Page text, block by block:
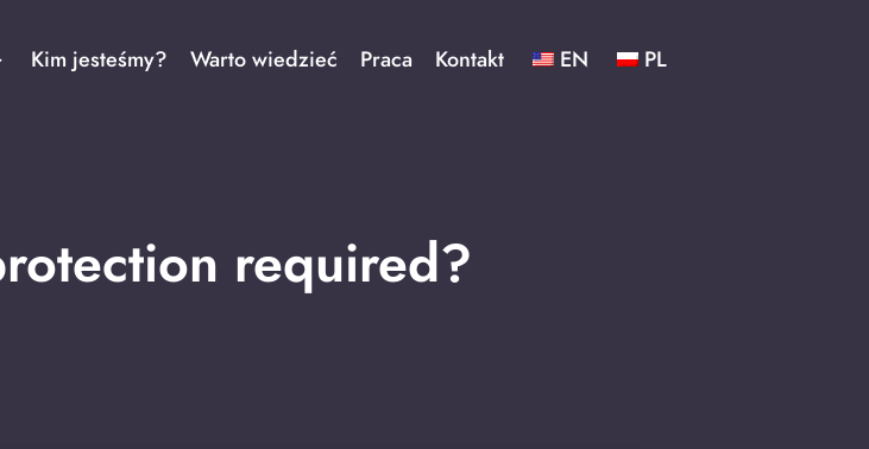
Kim jesteśmy? Warto wiedzieć Praca Kontakt EN PL
required?